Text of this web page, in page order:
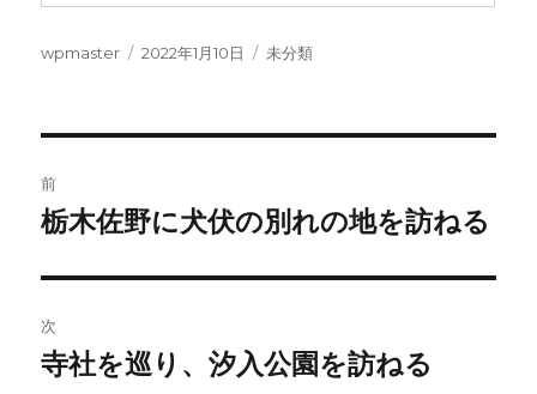
投
wpmaster
投
2022年1月10日
カ
未分類
稿
ビ
ゲ
前
前
投
稿:
栃木佐野に犬伏の別れの地を訪ねる
次
次
寺社を巡り、汐入公園を訪ねる